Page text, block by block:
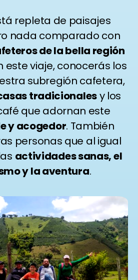
repleta de paisajes
nada comparado con
de la bella región
este viaje, conocerás los
subregión cafetera,
tradicionalesy los
que adornan este
y acogedor. También
personas que al igual
actividades sanas, el
y la aventura.